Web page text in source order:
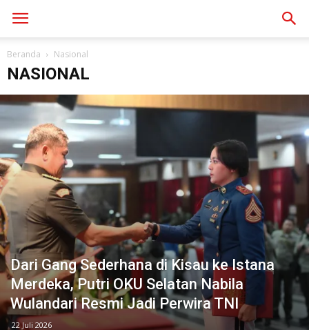
Beranda Nasional
NASIONAL
Dari Gang Sederhana di Kisau ke Istana
Merdeka, Putri OKU Selatan Nabila
Wulandari Resmi Jadi Perwira TNI
22 Juli 2026